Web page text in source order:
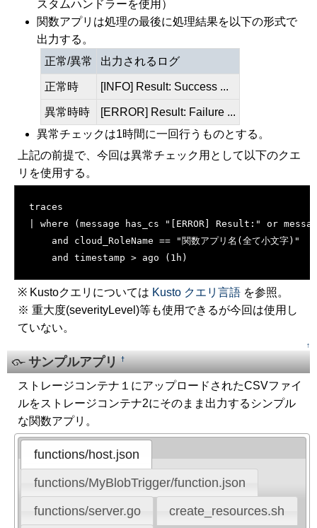
スタムハンドラーを使用）
関数アプリは処理の最後に処理結果を以下の形式で
出力する。
正常/異常
出力されるログ
正常時 [INFO] Result: Success ...
異常時時
[ERROR] Result: Failure ...
異常チェックは1時間に一回行うものとする。
上記の前提で、今回は異常チェック用として以下のクエ
リを使用する。
traces
| where (message has_cs "[ERROR] Result:" or
    and cloud_RoleName == "関数アプリ名(全て小文字)"
    and timestamp > ago (1h)
※ Kustoクエリについては Kusto クエリ言語 を参照。
※ 重大度(severityLevel)等も使用できるが今回は使用し
ていない。
↑
サンプルアプリ†
ストレージコンテナ１にアップロードされたCSVファイ
ルをストレージコンテナ2にそのまま出力するシンプル
な関数アプリ。
functions/host.json
functions/MyBlobTrigger/function.json
functions/server.go
create_resources.sh